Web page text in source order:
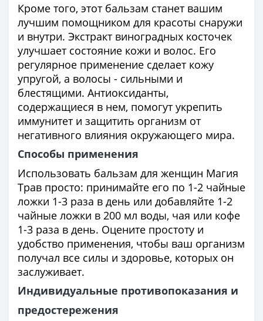
Кроме того, этот бальзам станет вашим
лучшим помощником для красоты снаружи
и внутри. Экстракт виноградных косточек
улучшает состояние кожи и волос. Его
регулярное применение сделает кожу
упругой, а волосы - сильными и
блестящими. Антиоксиданты,
содержащиеся в нем, помогут укрепить
иммунитет и защитить организм от
негативного влияния окружающего мира.
Способы применения
Использовать бальзам для женщин Магия
Трав просто: принимайте его по 1-2 чайные
ложки 1-3 раза в день или добавляйте 1-2
чайные ложки в 200 мл воды, чая или кофе
1-3 раза в день. Оцените простоту и
удобство применения, чтобы ваш организм
получал все силы и здоровье, которых он
заслуживает.
Индивидуальные противопоказания и
предостережения